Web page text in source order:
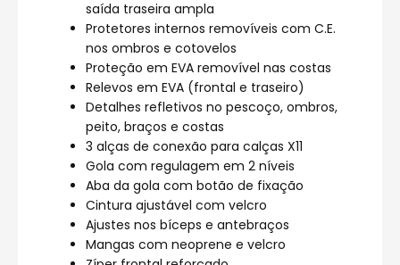
saída traseira ampla
Protetores internos removíveis com C.E.
nos ombros e cotovelos
Proteção em EVA removível nas costas
Relevos em EVA (frontal e traseiro)
Detalhes refletivos no pescoço, ombros,
peito, braços e costas
3 alças de conexão para calças X11
Gola com regulagem em 2 níveis
Aba da gola com botão de fixação
Cintura ajustável com velcro
Ajustes nos bíceps e antebraços
Mangas com neoprene e velcro